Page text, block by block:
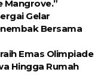
Mangrove.”
Gelar
Bersama
Emas Olimpiade
Hingga Rumah